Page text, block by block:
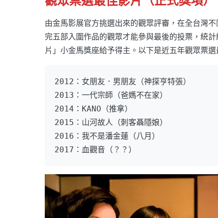
由金馬影展官方挑選出來的觀眾評審，在全台灣
完五部入圍作品的觀眾才能參與最後的投票，統
片」小金馬獎座給予得主。以下是近五年觀眾票
2012：女朋友．男朋友（神探亨特張）
2013：一代宗師（爸媽不在家）
2014：KANO（推拿）
2015：山河故人（刺客聶隱娘）
2016：我不是潘金蓮（八月）
2017：血觀音（？？）